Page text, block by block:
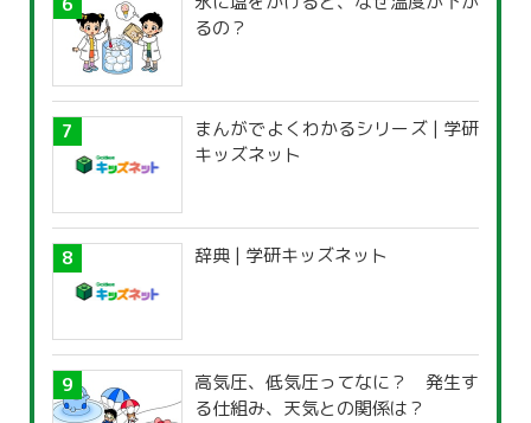
るの？
まんがでよくわかるシリーズ | 学研
キッズネット
辞典 | 学研キッズネット
高気圧、低気圧ってなに？ 発生す
る仕組み、天気との関係は？